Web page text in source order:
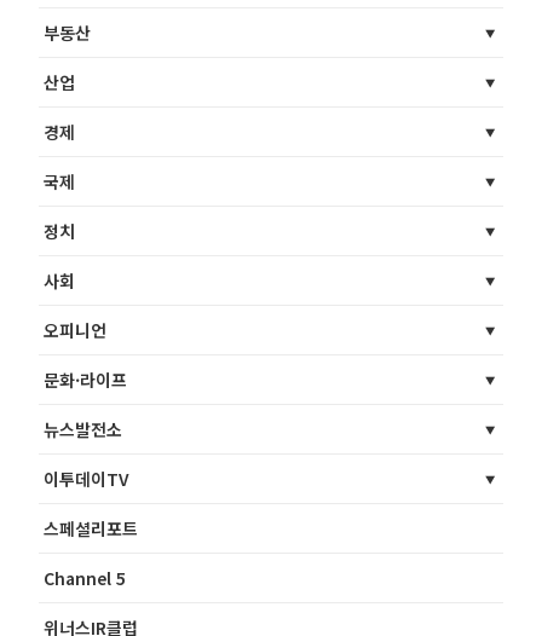
부동산
산업
경제
국제
정치
사회
오피니언
문화·라이프
뉴스발전소
이투데이TV
스페셜리포트
Channel 5
위너스IR클럽